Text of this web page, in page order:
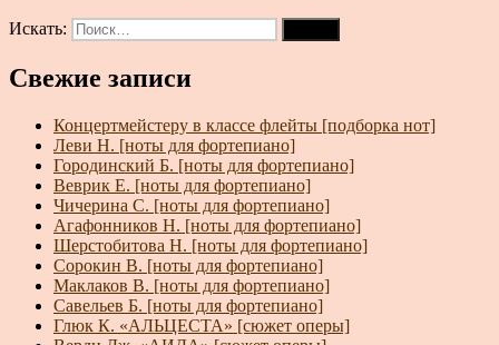
Искать:
Свежие записи
Концертмейстеру в классе флейты [подборка нот]
Леви Н. [ноты для фортепиано]
Городинский Б. [ноты для фортепиано]
Веврик Е. [ноты для фортепиано]
Чичерина С. [ноты для фортепиано]
Агафонников Н. [ноты для фортепиано]
Шерстобитова Н. [ноты для фортепиано]
Сорокин В. [ноты для фортепиано]
Маклаков В. [ноты для фортепиано]
Савельев Б. [ноты для фортепиано]
Глюк К. «АЛЬЦЕСТА» [сюжет оперы]